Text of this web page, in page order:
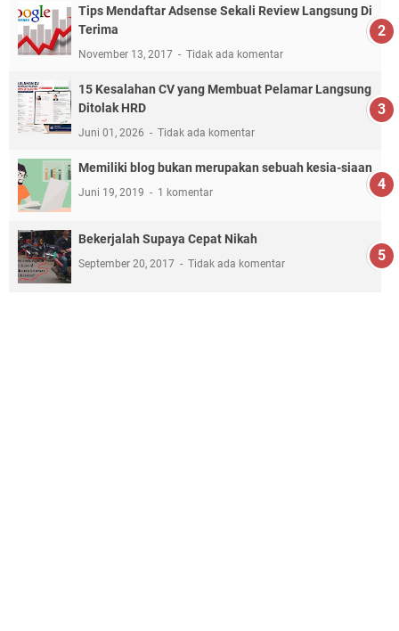
Tips Mendaftar Adsense Sekali Review Langsung Di
Terima
November 13, 2017 Tidak ada komentar
15 Kesalahan CV yang Membuat Pelamar Langsung
Ditolak HRD
Juni 01, 2026 Tidak ada komentar
Memiliki blog bukan merupakan sebuah kesia-siaan
Juni 19, 2019 1 komentar
Bekerjalah Supaya Cepat Nikah
September 20, 2017 Tidak ada komentar